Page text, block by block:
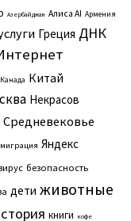
Азербайджан Алиса AI Армения
Греция ДНК
Канада Китай
Некрасов
Средневековье
Яндекс
безопасность
дети животные
книги кофе